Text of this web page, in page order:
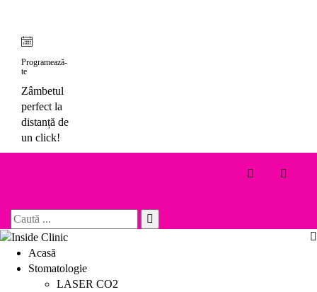
content
Programează-
te
Zâmbetul
perfect la
distanță de
un click!
Toggle
Search
for:
Acasă
Stomatologie
LASER CO2